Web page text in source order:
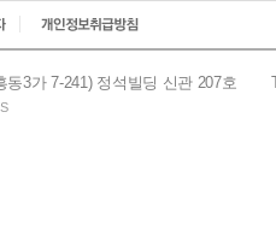
3가 7-241) 정석빌딩 신관 207호